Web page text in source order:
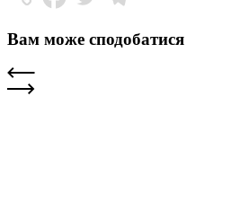
Вам може сподобатися